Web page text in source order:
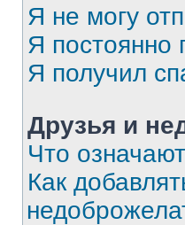
Я не могу
Я
Я получил
Друзья и
Что
Как